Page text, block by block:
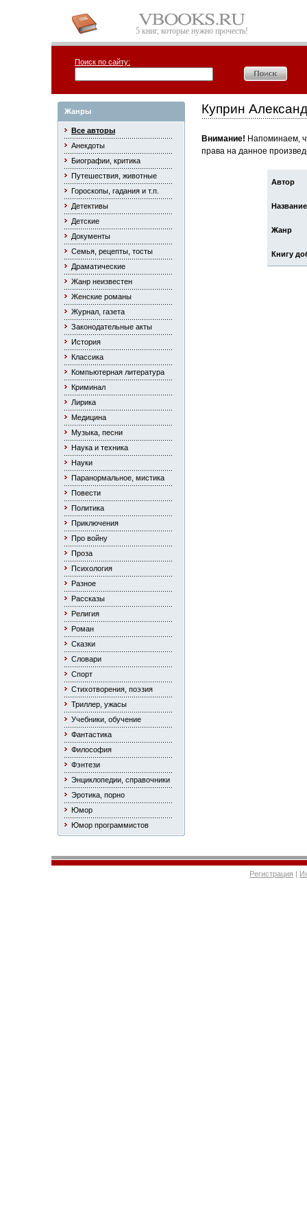
5 книг, которые нужно прочесть!
Поиск по сайту:
Жанры
Все авторы
Анекдоты
Биографии, критика
Путешествия, животные
Гороскопы, гадания и т.п.
Детективы
Детские
Документы
Семья, рецепты, тосты
Драматические
Жанр неизвестен
Женские романы
Журнал, газета
Законодательные акты
История
Классика
Компьютерная литература
Криминал
Лирика
Медицина
Музыка, песни
Наука и техника
Науки
Паранормальное, мистика
Повести
Политика
Приключения
Про войну
Проза
Психология
Разное
Рассказы
Религия
Роман
Сказки
Словари
Спорт
Стихотворения, поэзия
Триллер, ужасы
Учебники, обучение
Фантастика
Философия
Фэнтези
Энциклопедии, справочники
Эротика, порно
Юмор
Юмор программистов
Куприн
Внимание! Напоминаем,
права на данное
Автор
Название
Жанр
Книгу
Регистрация |